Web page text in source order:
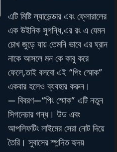
এটি মিষ্টি ল্যাভেন্ডার এবং ফ্লোরালের
এক উইনিক সুগন্ধি,এর রং এ যেমন
চোখ জুড়ে যায় তেমনি ভাবে এর ঘ্রান
নাকে আসলে মন কে কাবু করে
ফেলে,তাই বলবো এই “পিং স্মোক”
একবার হলেও ব্যবহার করুন।
— বিবরণ—“পিং স্মোক” এটি নতুন
সিগনেচার গন্ধ। উড এবং
আপলিফটিং লাইমের সেরা নোট দিয়ে
তৈরি। সুবাসের স্পন্দিত হৃদয়